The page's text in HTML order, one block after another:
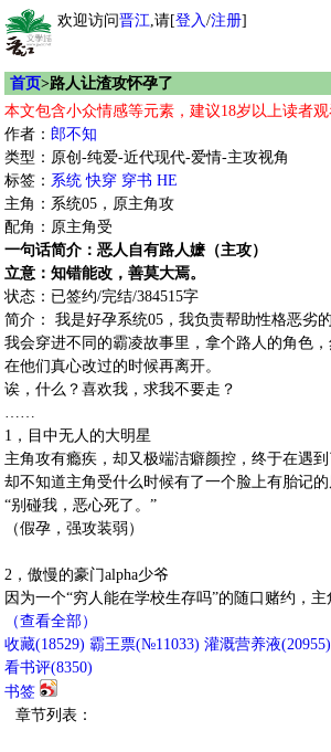
欢迎访问晋江,请[登入/注册]
首页>路人让渣攻怀孕了
本文包含小众情感等元素，建议18岁以上读者观
作者： 郎不知
类型：原创-纯爱-近代现代-爱情-主攻视角
标签： 系统 快穿 穿书 HE
主角：系统05，原主角攻
配角：原主角受
一句话简介：恶人自有路人嬷（主攻）
立意：知错能改，善莫大焉。
状态：已签约/完结/384515字
简介： 我是好孕系统05，我负责帮助性格恶劣
我会穿进不同的霸凌故事里，拿个路人的角色
在他们真心改过的时候再离开。
诶，什么？喜欢我，求我不要走？
……
1，目中无人的大明星
主角攻有瘾疾，却又极端洁癖颜控，终于在遇
却不知道主角受什么时候有了一个脸上有胎记
“别碰我，恶心死了。”
（假孕，强攻装弱）
2，傲慢的豪门alpha少爷
因为一个“穷人能在学校生存吗”的随口赌约，
（查看全部）
收藏(18529) 霸王票(№11033) 灌溉营养液(20955)
看书评(8350)
书签
章节列表：